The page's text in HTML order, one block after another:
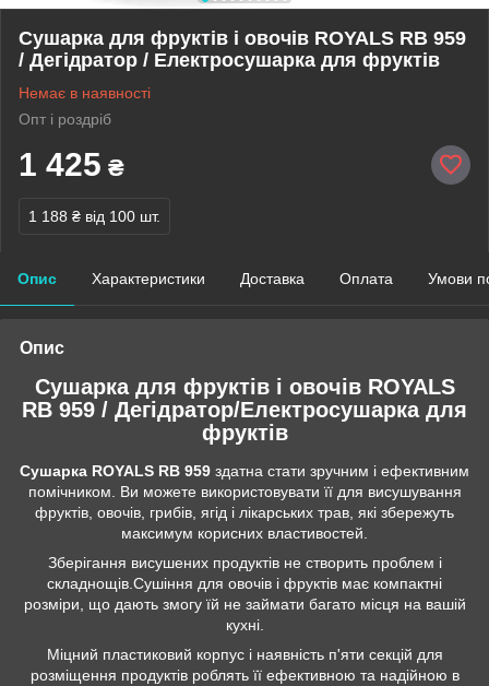
Сушарка для фруктів і овочів ROYALS RB 959
/ Дегідратор / Електросушарка для фруктів
Немає в наявності
Опт і роздріб
1 425 ₴
1 188 ₴ від 100 шт.
Опис Характеристики Доставка Оплата Умови
Опис
Сушарка для фруктів і овочів ROYALS
RB 959 / Дегідратор/Електросушарка для
фруктів
Сушарка ROYALS RB 959 здатна стати зручним і ефективним
помічником. Ви можете використовувати її для висушування
фруктів, овочів, грибів, ягід і лікарських трав, які збережуть
максимум корисних властивостей.
Зберігання висушених продуктів не створить проблем і
складнощів.Сушіння для овочів і фруктів має компактні
розміри, що дають змогу їй не займати багато місця на вашій
кухні.
Міцний пластиковий корпус і наявність п'яти секцій для
розміщення продуктів роблять її ефективною та надійною в